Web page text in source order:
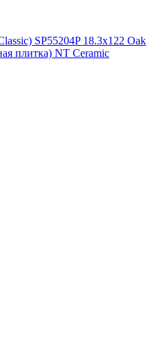
SP55204P 18.3х122 Oak
плитка) NT Ceramic